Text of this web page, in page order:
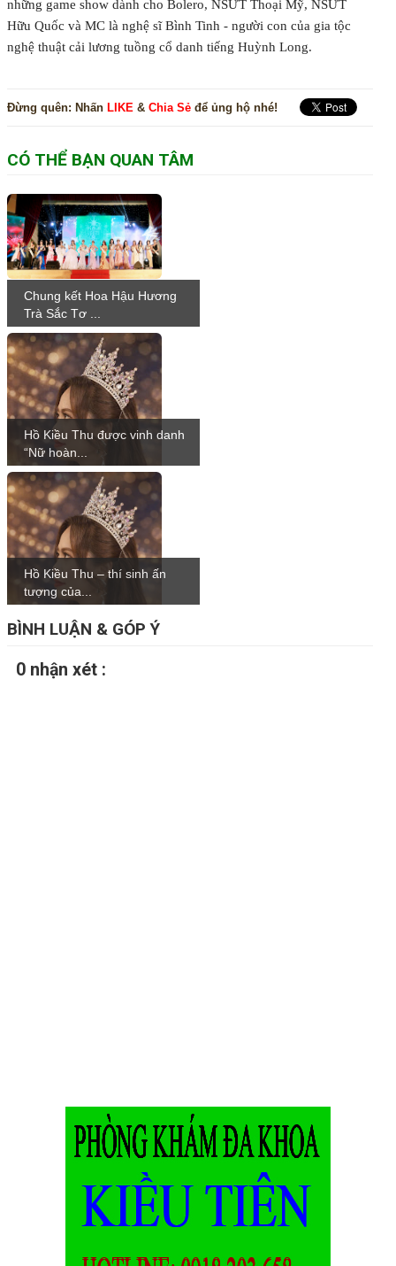
những game show dành cho Bolero, NSƯT Thoại Mỹ, NSƯT
Hữu Quốc và MC là nghệ sĩ Bình Tinh - người con của gia tộc
nghệ thuật cải lương tuồng cổ danh tiếng Huỳnh Long.
Đừng quên: Nhấn LIKE & Chia Sẻ để ủng hộ nhé!
CÓ THỂ BẠN QUAN TÂM
Chung kết Hoa Hậu Hương
Trà Sắc Tơ ...
Hồ Kiều Thu được vinh danh
“Nữ hoàn...
Hồ Kiều Thu – thí sinh ấn
tượng của...
BÌNH LUẬN & GÓP Ý
0 nhận xét :